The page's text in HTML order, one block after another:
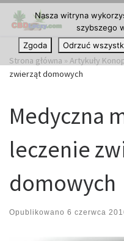
Przejdź do treści
Strona główna » Artykuły
zwierząt domowych
Medyczna
leczenie
domowych
Opublikowano 6 czerwca
Nasza witryna
szybszego
Zgoda
Odrzuć